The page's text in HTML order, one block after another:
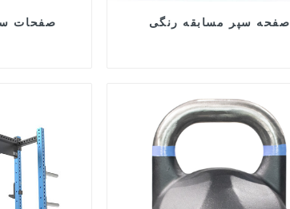
صفحات صفحه سپر مسابقه رنگی